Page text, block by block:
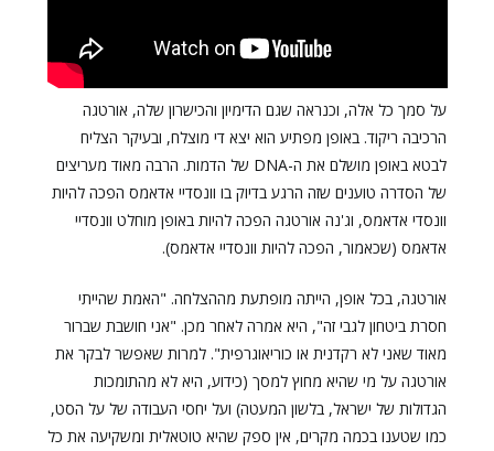
על סמך כל אלה, וכנראה שגם הדימיון והכישרון שלה, אורטגה
הרכיבה ריקוד. באופן מפתיע הוא יצא די מוצלח, ובעיקר הצליח
לבטא באופן מושלם את ה-DNA של הדמות. הרבה מאוד מעריצים
של הסדרה טוענים שזה הרגע בדיוק בו וונסדיי אדאמס הפכה להיות
וונסדי אדאמס, וג'נה אורטגה הפכה להיות באופן מוחלט וונסדיי
אדאמס (שכאמור, הפכה להיות וונסדיי אדאמס).
אורטגה, בכל אופן, הייתה מופתעת מההצלחה. "האמת שהייתי
חסרת ביטחון לגבי זה", היא אמרה לאחר מכן. "אני חושבת שברור
מאוד שאני לא רקדנית או כוריאוגרפית". למרות שאפשר לבקר את
אורטגה על מי שהיא מחוץ למסך (כידוע, היא לא מהתומכות
הגדולות של ישראל, בלשון המעטה) ועל יחסי העבודה של על הסט,
כמו שטענו בכמה מקרים, אין ספק שהיא טוטאלית ומשקיעה את כל